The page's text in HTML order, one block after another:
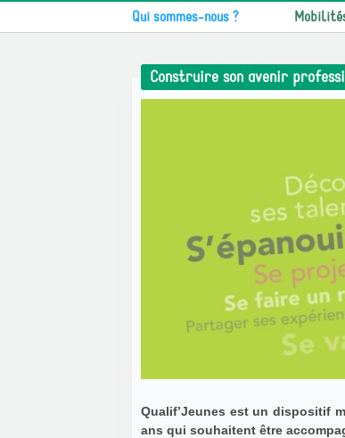
Qui sommes-nous ?
Construire son avenir
Qualif’Jeunes est un dispositif
ans qui souhaitent être